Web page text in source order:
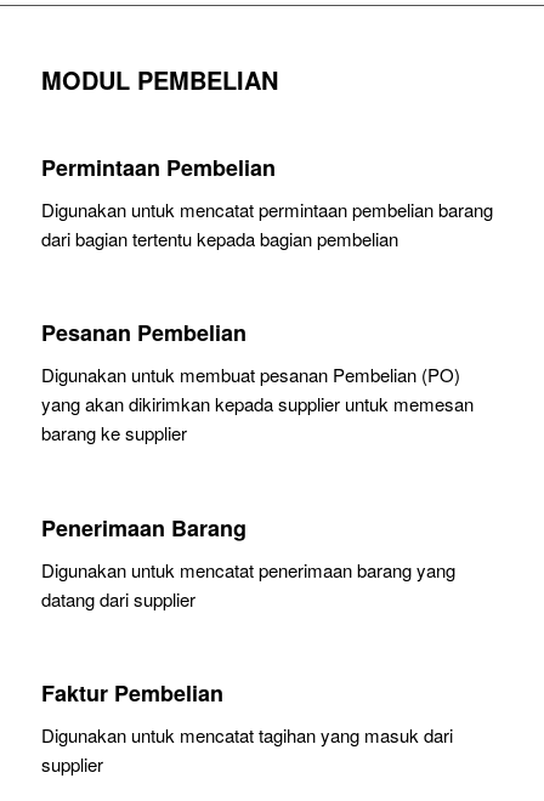
MODUL PEMBELIAN
Permintaan Pembelian
Digunakan untuk mencatat permintaan pembelian barang
dari bagian tertentu kepada bagian pembelian
Pesanan Pembelian
Digunakan untuk membuat pesanan Pembelian (PO)
yang akan dikirimkan kepada supplier untuk memesan
barang ke supplier
Penerimaan Barang
Digunakan untuk mencatat penerimaan barang yang
datang dari supplier
Faktur Pembelian
Digunakan untuk mencatat tagihan yang masuk dari
supplier